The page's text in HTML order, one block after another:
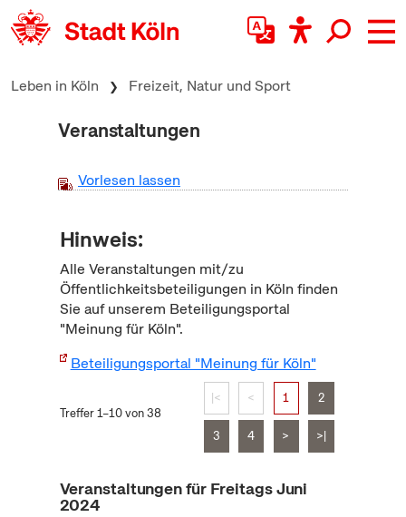
zum Inhalt springen
Leben in Köln Freizeit, Natur und Sport
Veranstaltungen
Vorlesen lassen
Hinweis:
Alle Veranstaltungen mit/zu
Öffentlichkeitsbeteiligungen in Köln finden
Sie auf unserem Beteiligungsportal
"Meinung für Köln".
Beteiligungsportal "Meinung für Köln"
Treffer 1–10 von 38
|< < 1 2
3 4 > >|
Veranstaltungen für Freitags Juni
2024